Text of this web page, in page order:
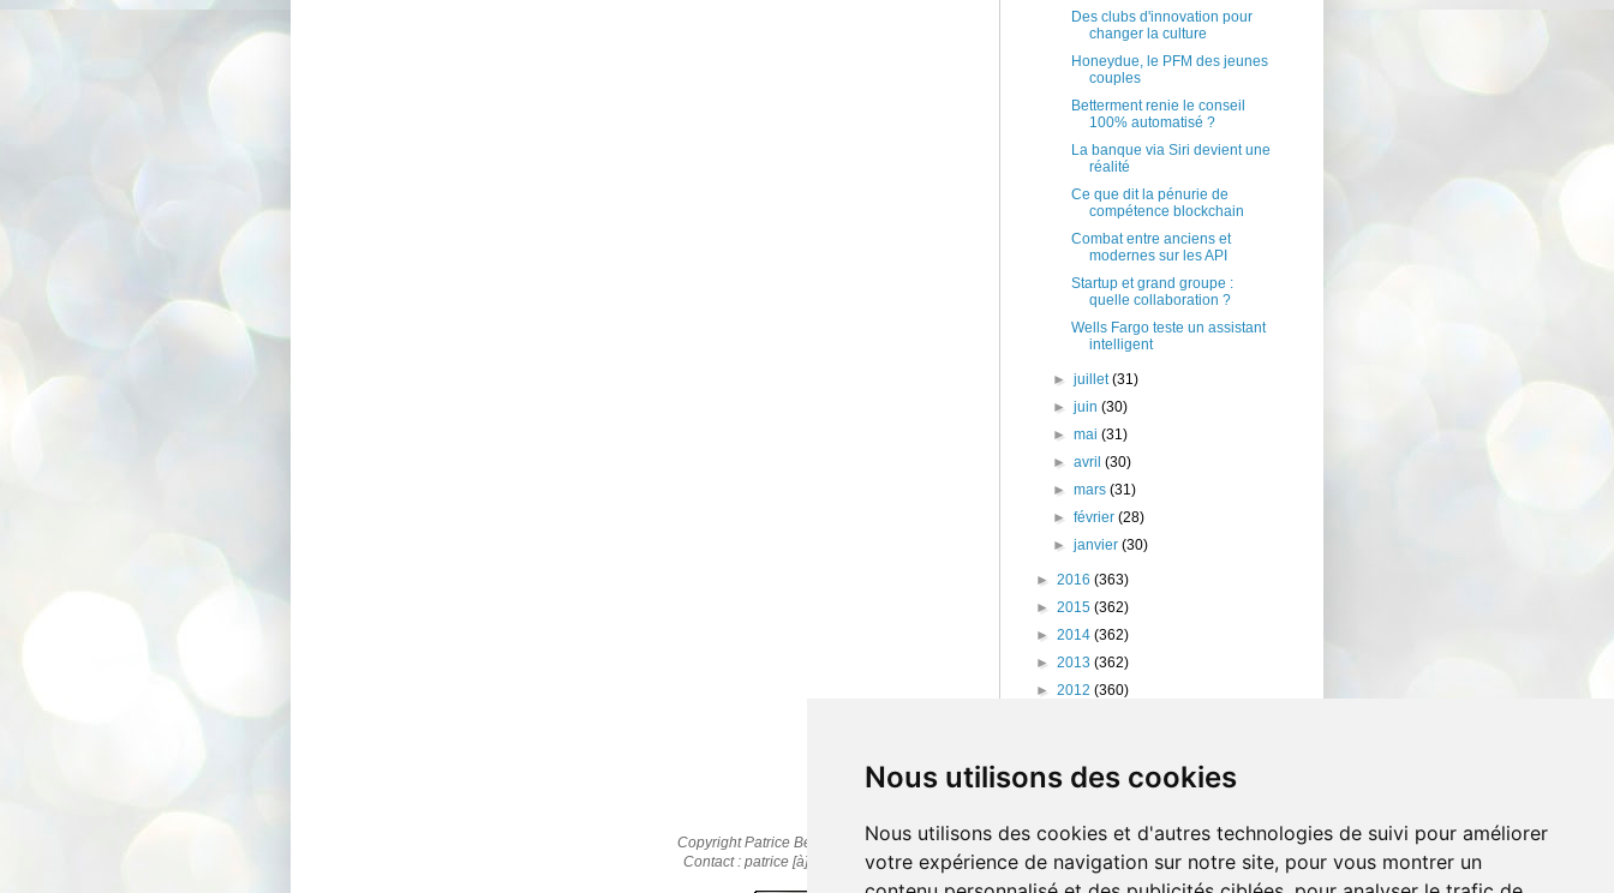
Nous utilisons des cookies
Nous utilisons des cookies et d'autres technologies de suivi pour améliorer
votre expérience de navigation sur notre site, pour vous montrer un
Des clubs d'innovation pour
changer la culture
Honeydue, le PFM des jeunes
couples
Betterment renie le conseil
100% automatisé ?
La banque via Siri devient une
réalité
Ce que dit la pénurie de
compétence blockchain
Combat entre anciens et
modernes sur les API
Startup et grand groupe :
quelle collaboration ?
Wells Fargo teste un assistant
intelligent
►juillet(31)
►juin(30)
►mai(31)
►avril(30)
►mars(31)
►février(28)
►janvier(30)
► 2016 (363)
► 2015 (362)
► 2014 (362)
► 2013 (362)
► 2012 (360)
Copyright Patrice Bernard © 2010-2025
Contact : patrice [à] cestpasmonidee.fr